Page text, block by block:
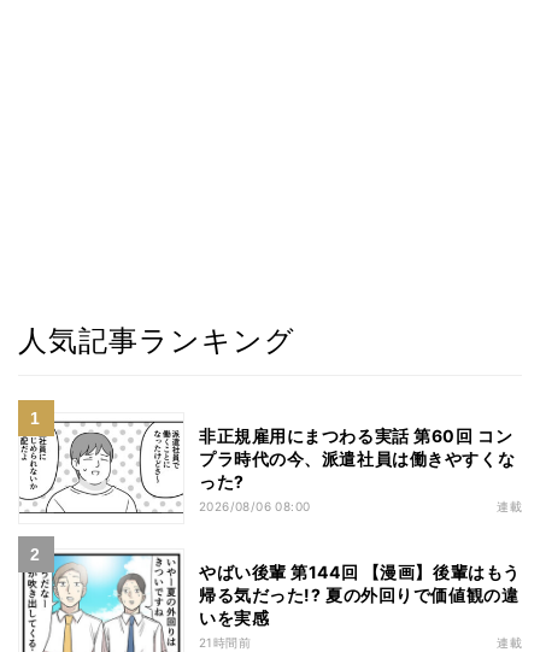
人気記事ランキング
非正規雇用にまつわる実話 第60回 コン
プラ時代の今、派遣社員は働きやすくな
った?
2026/08/06 08:00 連載
やばい後輩 第144回 【漫画】後輩はもう
帰る気だった!? 夏の外回りで価値観の違
いを実感
21時間前 連載